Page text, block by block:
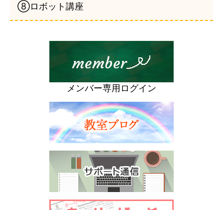
⑧ロボット講座
メンバー専用ログイン